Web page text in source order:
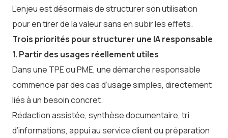
L’enjeu est désormais de structurer son utilisation
pour en tirer de la valeur sans en subir les effets.
Trois priorités pour structurer une IA responsable
1. Partir des usages réellement utiles
Dans une TPE ou PME, une démarche responsable
commence par des cas d’usage simples, directement
liés à un besoin concret.
Rédaction assistée, synthèse documentaire, tri
d’informations, appui au service client ou préparation